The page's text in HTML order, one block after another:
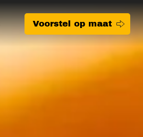
Voorstel op maat